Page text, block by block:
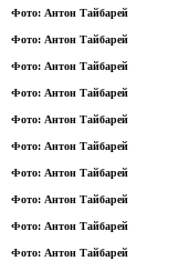
Фото: Антон Тайбарей
Фото: Антон Тайбарей
Фото: Антон Тайбарей
Фото: Антон Тайбарей
Фото: Антон Тайбарей
Фото: Антон Тайбарей
Фото: Антон Тайбарей
Фото: Антон Тайбарей
Фото: Антон Тайбарей
Фото: Антон Тайбарей